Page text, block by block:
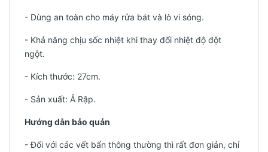
- Dùng an toàn cho máy rửa bát và lò vi sóng.
- Khả năng chịu sốc nhiệt khi thay đổi nhiệt độ đột
ngột.
- Kích thước: 27cm.
- Sản xuất: Ả Rập.
Hướng dẫn bảo quản
- Đối với các vết bẩn thông thường thì rất đơn giản, chỉ